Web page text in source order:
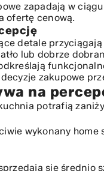
home stagingu
przewagi
zapadają w
ofertę cenową.
detale przyciągają
lub dobrze
zakupowe
na
potrafią
wykonany
się